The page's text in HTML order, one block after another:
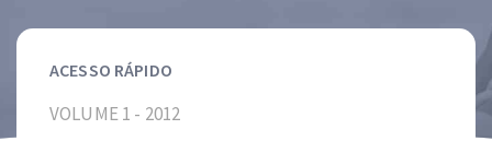
ACESSO RÁPIDO
VOLUME 1 - 2012